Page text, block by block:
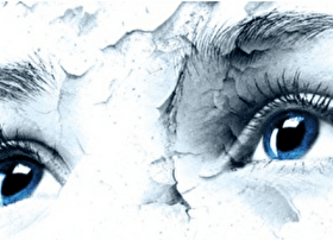
colonnes
les colonnes affichées